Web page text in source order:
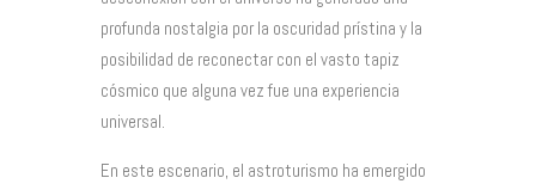
profunda nostalgia por la oscuridad prístina y la
posibilidad de reconectar con el vasto tapiz
cósmico que alguna vez fue una experiencia
universal.
En este escenario, el astroturismo ha emergido